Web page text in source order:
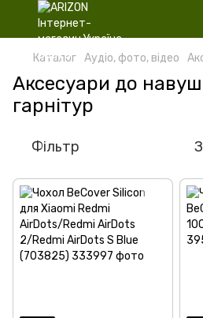
Каталог Аудіо, фото, відео
Аксесуари до
гарнітур
Фільтр